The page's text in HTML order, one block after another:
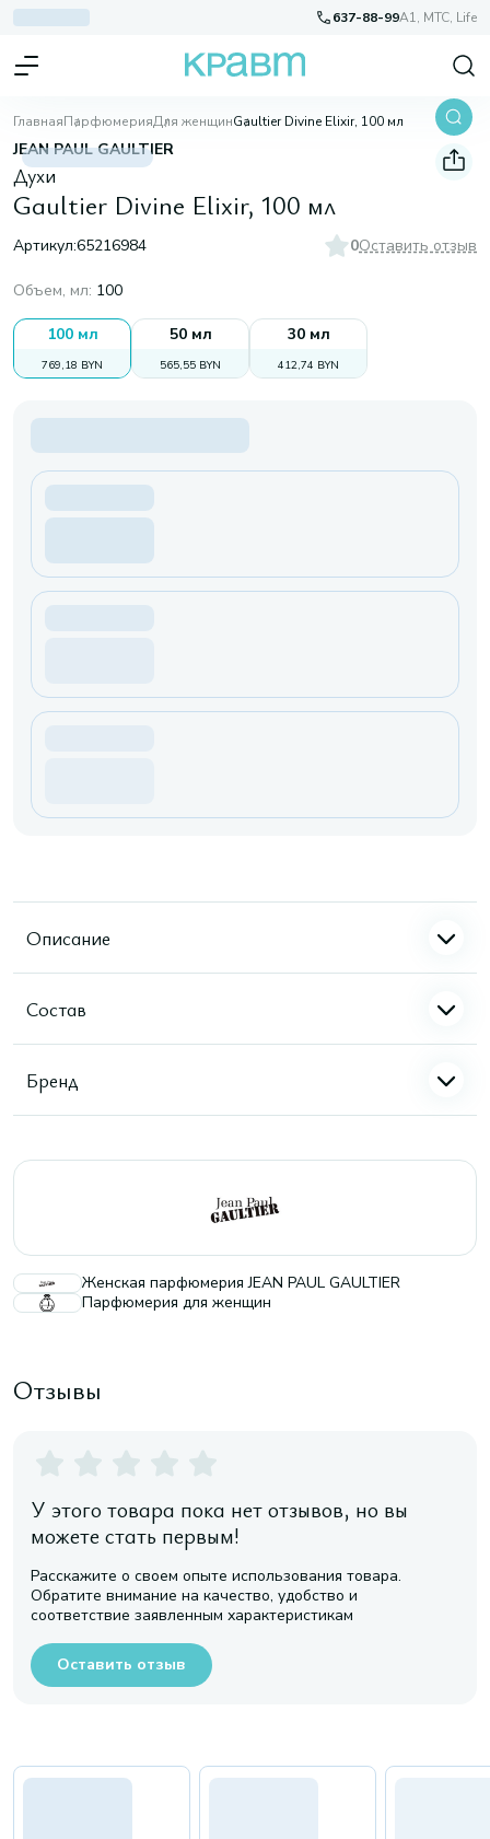
637-88-99A1, МТС, Life
ГлавнаяПарфюмерияДля женщинGaultier Divine Elixir, 100 мл
JEAN PAUL GAULTIER
Духи
Gaultier Divine Elixir, 100 мл
Артикул:65216984 0Оставить отзыв
Объем, мл: 100
100 мл
769,18 BYN
50 мл
565,55 BYN
30 мл
412,74 BYN
Описание
Состав
Бренд
Женская парфюмерия JEAN PAUL GAULTIER
Парфюмерия для женщин
Отзывы
У этого товара пока нет отзывов, но вы
можете стать первым!
Расскажите о своем опыте использования товара.
Обратите внимание на качество, удобство и
соответствие заявленным характеристикам
Оставить отзыв